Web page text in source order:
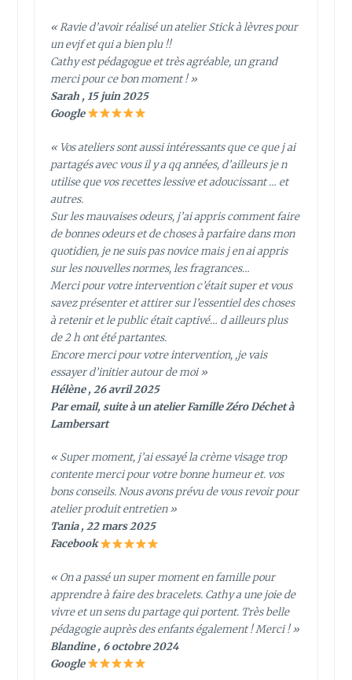
« Ravie d’avoir réalisé un atelier Stick à lèvres pour
un evjf et qui a bien plu !!
Cathy est pédagogue et très agréable, un grand
merci pour ce bon moment ! »
Sarah , 15 juin 2025
Google
« Vos ateliers sont aussi intéressants que ce que j ai
partagés avec vous il y a qq années, d’ailleurs je n
utilise que vos recettes lessive et adoucissant … et
autres.
Sur les mauvaises odeurs, j’ai appris comment faire
de bonnes odeurs et de choses à parfaire dans mon
quotidien, je ne suis pas novice mais j en ai appris
sur les nouvelles normes, les fragrances…
Merci pour votre intervention c’était super et vous
savez présenter et attirer sur l’essentiel des choses
à retenir et le public était captivé… d ailleurs plus
de 2 h ont été partantes.
Encore merci pour votre intervention, ,je vais
essayer d’initier autour de moi »
Hélène , 26 avril 2025
Par email, suite à un atelier Famille Zéro Déchet à
Lambersart
« Super moment, j’ai essayé la crème visage trop
contente merci pour votre bonne humeur et. vos
bons conseils. Nous avons prévu de vous revoir pour
atelier produit entretien »
Tania , 22 mars 2025
Facebook
« On a passé un super moment en famille pour
apprendre à faire des bracelets. Cathy a une joie de
vivre et un sens du partage qui portent. Très belle
pédagogie auprès des enfants également ! Merci ! »
Blandine , 6 octobre 2024
Google